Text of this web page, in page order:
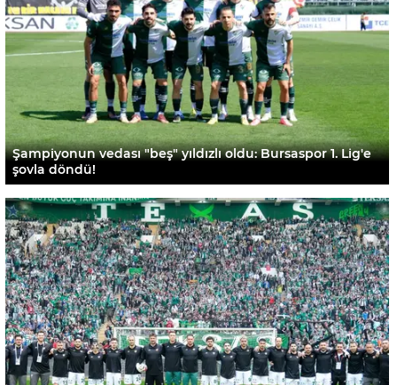
Şampiyonun vedası "beş" yıldızlı oldu: Bursaspor 1. Lig'e
şovla döndü!